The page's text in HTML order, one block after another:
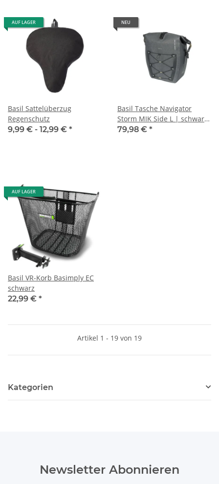
AUF LAGER
Basil Sattelüberzug
Regenschutz
9,99 € - 12,99 € *
NEU
Basil Tasche Navigator
Storm MIK Side L | schwarz,
46x36x21cm, 25-31ltr, MIK
79,98 € *
AUF LAGER
Basil VR-Korb Basimply EC
schwarz
22,99 € *
Artikel 1 - 19 von 19
Kategorien
Newsletter Abonnieren